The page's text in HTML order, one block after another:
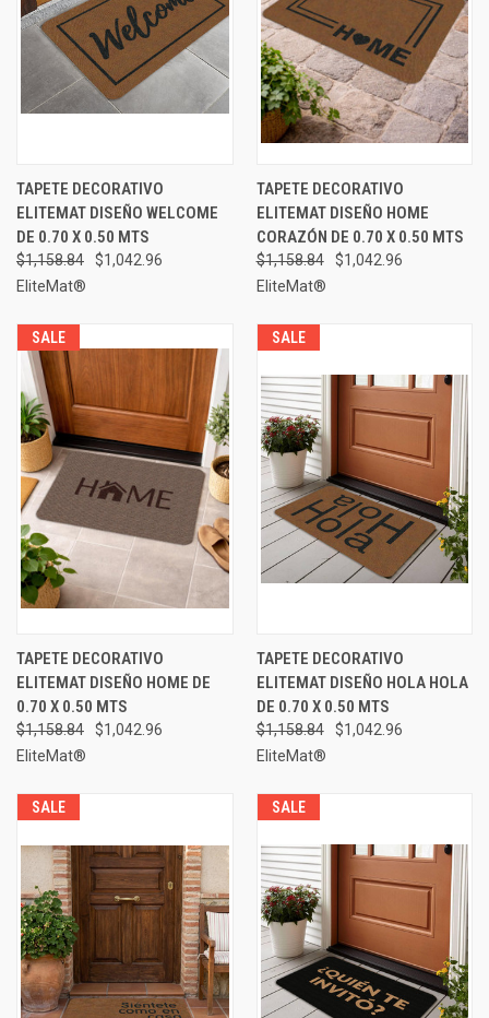
TAPETE DECORATIVO
ELITEMAT DISEÑO WELCOME
DE 0.70 X 0.50 MTS
$1,158.84
$1,042.96
EliteMat®
TAPETE DECORATIVO
ELITEMAT DISEÑO HOME
CORAZÓN DE 0.70 X 0.50 MTS
$1,158.84
$1,042.96
EliteMat®
SALE
TAPETE DECORATIVO
ELITEMAT DISEÑO HOME DE
0.70 X 0.50 MTS
$1,158.84
$1,042.96
EliteMat®
SALE
TAPETE DECORATIVO
ELITEMAT DISEÑO HOLA HOLA
DE 0.70 X 0.50 MTS
$1,158.84
$1,042.96
EliteMat®
SALE SALE